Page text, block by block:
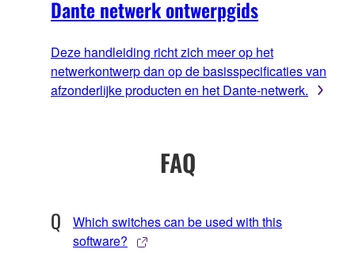
Dante netwerk ontwerpgids
Deze handleiding richt zich meer op het
netwerkontwerp dan op de basisspecificaties van
afzonderlijke producten en het Dante-netwerk.
FAQ
Which switches can be used with this
software?